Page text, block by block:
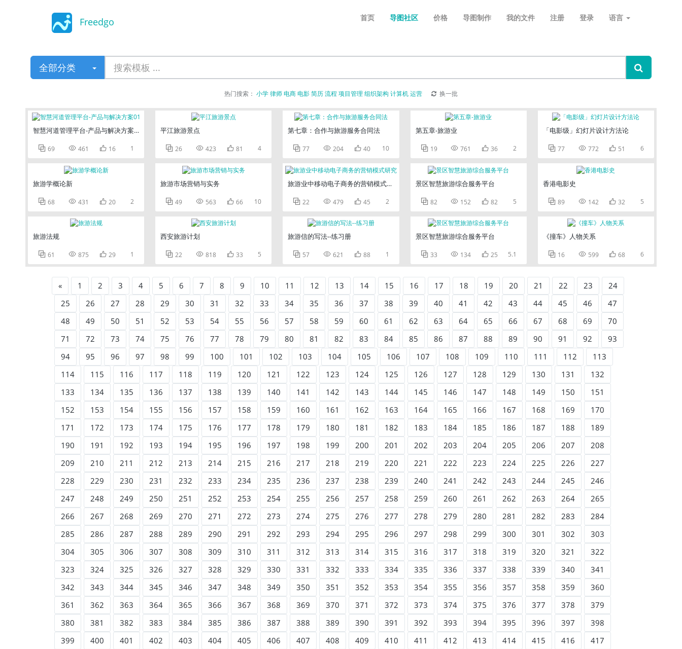
Freedgo 首页 导图社区 价格 导图制作 我的文件 注册 登录 语言
全部分类
热门搜索： 小学律师电商电影简历流程 项目管理 组织架构 计算机运营 换一批
智慧河道管理平台-产品与解决方案01
 69  461  16 1
旅游学概论新
 68  431  20 2
旅游法规
 61  875  29 1
平江旅游景点
 26  423  81 4
旅游市场营销与实务
 49  563  66 10
西安旅游计划
 22  818  33 5
第七章：合作与旅游服务合同法
 77  204  40 10
旅游业中移动电子商务的营销模式研究
 22  479  45 2
旅游信的写法--练习册
 57  621  88 1
第五章-旅游业
 19  761  36 2
景区智慧旅游综合服务平台
 82  152  82 5
景区智慧旅游综合服务平台
 33  134  25 5.1
「电影级」幻灯片设计方法论
 77  772  51 6
香港电影史
 89  142  32 5
《撞车》人物关系
 16  599  68 6
« 1 2 3 4 5 6 7 8 9 10 11 12 13 14 15 16 17 18 19 20 21 22 23
24
25
26 27 28 29 30 31 32 33 34 35 36 37 38 39 40 41 42 43 44 45 46
47
48
49 50 51 52 53 54 55 56 57 58 59 60 61 62 63 64 65 66 67 68 69
70
71
72 73 74 75 76 77 78 79 80 81 82 83 84 85 86 87 88 89 90 91 92
93
94
95 96 97 98 99 100 101 102 103 104 105 106 107 108 109 110 111 112
113
114
115 116 117 118 119 120 121 122 123 124 125 126 127 128 129 130 131
132
133
134 135 136 137 138 139 140 141 142 143 144 145 146 147 148 149 150
151
152
153 154 155 156 157 158 159 160 161 162 163 164 165 166 167 168 169
170
171
172 173 174 175 176 177 178 179 180 181 182 183 184 185 186 187 188
189
190
191 192 193 194 195 196 197 198 199 200 201 202 203 204 205 206 207
208
209
210 211 212 213 214 215 216 217 218 219 220 221 222 223 224 225 226
227
228
229 230 231 232 233 234 235 236 237 238 239 240 241 242 243 244 245
246
247
248 249 250 251 252 253 254 255 256 257 258 259 260 261 262 263 264
265
266
267 268 269 270 271 272 273 274 275 276 277 278 279 280 281 282 283
284
285
286 287 288 289 290 291 292 293 294 295 296 297 298 299 300 301 302
303
304
305 306 307 308 309 310 311 312 313 314 315 316 317 318 319 320 321
322
323
324 325 326 327 328 329 330 331 332 333 334 335 336 337 338 339 340
341
342
343 344 345 346 347 348 349 350 351 352 353 354 355 356 357 358 359
360
361
362 363 364 365 366 367 368 369 370 371 372 373 374 375 376 377 378
379
380
381 382 383 384 385 386 387 388 389 390 391 392 393 394 395 396 397
398
399
400 401 402 403 404 405 406 407 408 409 410 411 412 413 414 415 416
417